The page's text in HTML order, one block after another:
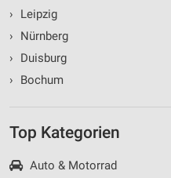
›
Leipzig
›
Nürnberg
›
Duisburg
›
Bochum
Top Kategorien
Auto & Motorrad